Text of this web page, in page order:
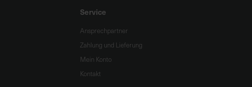
Service
Ansprechpartner
Zahlung und Lieferung
Mein Konto
Kontakt